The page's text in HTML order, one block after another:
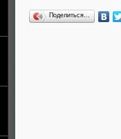
Поделиться…